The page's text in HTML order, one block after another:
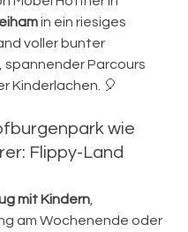
in ein riesiges
voller bunter
, spannender Parcours
Kinderlachen. 🎈
wie
Flippy-Land
mit Kindern
am Wochenende oder